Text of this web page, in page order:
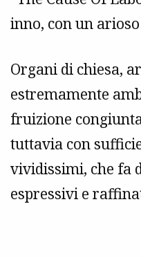
inno, con un
Organi di chiesa,
estremamente
fruizione
tuttavia con
vividissimi, che fa
espressivi e